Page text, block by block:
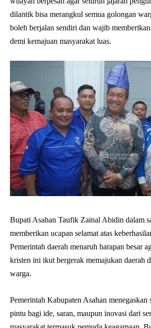
dilantik bisa merangkul semua golongan
boleh berjalan sendiri dan wajib
demi kemajuan masyarakat luas.
Bupati Asahan Taufik Zainal Abidin dalam
memberikan ucapan selamat atas
Pemerintah daerah menaruh harapan besar
kristen ini ikut bergerak memajukan daerah
warga.
Pemerintah Kabupaten Asahan menegaskan
pintu bagi ide, saran, maupun inovasi dari